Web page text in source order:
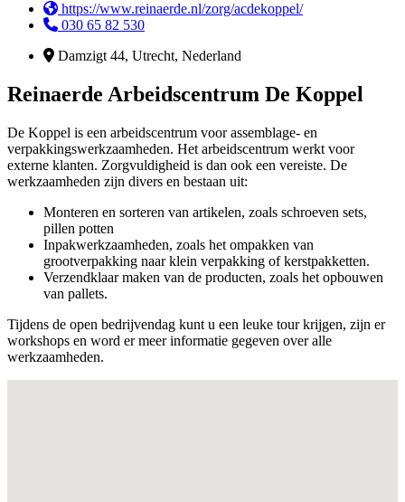
https://www.reinaerde.nl/zorg/acdekoppel/
030 65 82 530
Damzigt 44, Utrecht, Nederland
Reinaerde Arbeidscentrum De Koppel
De Koppel is een arbeidscentrum voor assemblage- en
verpakkingswerkzaamheden. Het arbeidscentrum werkt voor
externe klanten. Zorgvuldigheid is dan ook een vereiste. De
werkzaamheden zijn divers en bestaan uit:
Monteren en sorteren van artikelen, zoals schroeven sets,
pillen potten
Inpakwerkzaamheden, zoals het ompakken van
grootverpakking naar klein verpakking of kerstpakketten.
Verzendklaar maken van de producten, zoals het opbouwen
van pallets.
Tijdens de open bedrijvendag kunt u een leuke tour krijgen, zijn er
workshops en word er meer informatie gegeven over alle
werkzaamheden.